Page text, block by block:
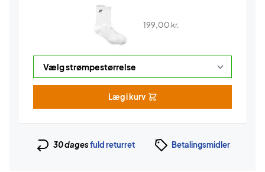
199,00 kr.
Læg i kurv
30 dagesfuld returret Betalingsmidler